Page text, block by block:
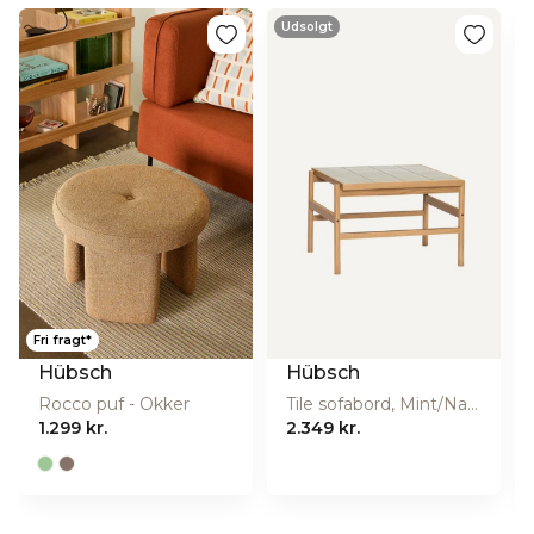
en fugtig klud.
Bredde (cm):
63
Længde (cm):
Materiale:
Fri fragt*
Hübsch
Rocco puf - Okker
1.299 kr.
Udsolgt
Hübsch
Tile sofabord, Mint/Natur - 61x66 cm
2.349 kr.